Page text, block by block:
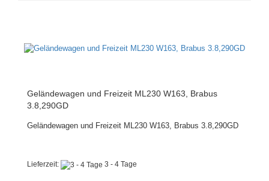
Geländewagen und Freizeit ML230 W163, Brabus
3.8,290GD
Geländewagen und Freizeit ML230 W163, Brabus 3.8,290GD
Lieferzeit: 3 - 4 Tage